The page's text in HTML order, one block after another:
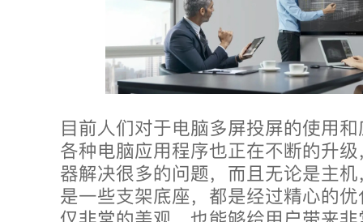
目前人们对于电脑多屏投屏的使用
各种电脑应用程序也正在不断的升
器解决很多的问题，而且无论是主
是一些支架底座，都是经过精心的